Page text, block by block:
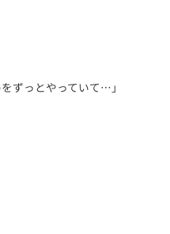
ずっとやっていて…」